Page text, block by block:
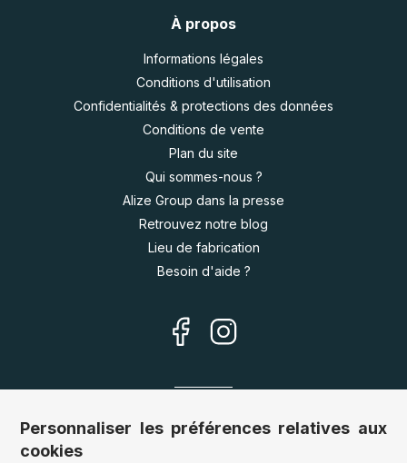
À propos
Informations légales
Conditions d'utilisation
Confidentialités & protections des données
Conditions de vente
Plan du site
Qui sommes-nous ?
Alize Group dans la presse
Retrouvez notre blog
Lieu de fabrication
Besoin d'aide ?
Nos sites
Personnaliser les préférences relatives aux
cookies